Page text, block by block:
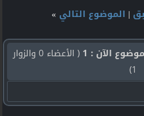
| الموضوع التالي »
الآن : 1
( الأعضاء 0 والزوار
1)